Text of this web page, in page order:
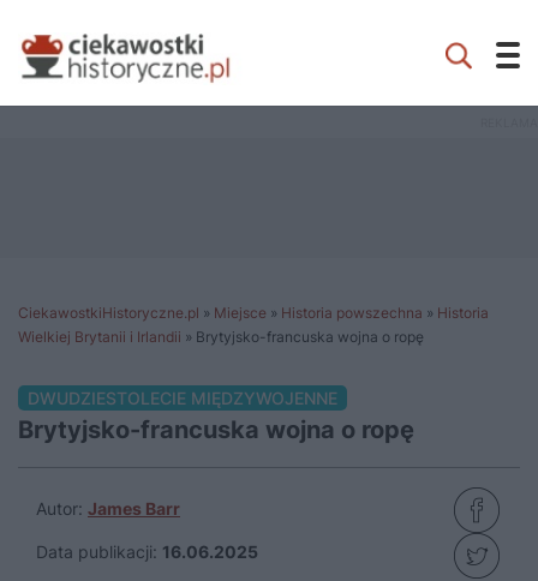
CiekawostkiHistoryczne.pl » Miejsce » Historia powszechna » Historia
Wielkiej Brytanii i Irlandii » Brytyjsko-francuska wojna o ropę
DWUDZIESTOLECIE MIĘDZYWOJENNE
Brytyjsko-francuska wojna o ropę
Autor: James Barr
Data publikacji: 16.06.2025